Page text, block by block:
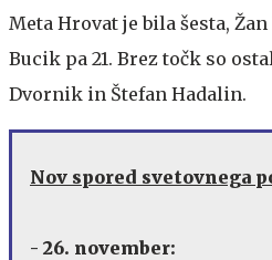
Meta Hrovat je bila šesta,
Bucik pa 21. Brez točk so
Dvornik in Štefan Hadalin.
Nov spored svetovnega
- 26. november: